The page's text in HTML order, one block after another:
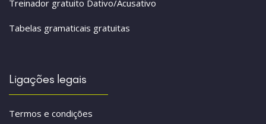
Treinador gratuito Dativo/Acusativo
Tabelas gramaticais gratuitas
Ligações legais
Termos e condições